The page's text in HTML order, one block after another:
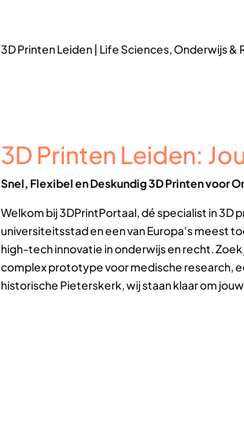
3D Printen Leiden | Life Sciences, Onderwijs &
3D Printen Leiden:
Snel, Flexibel en Deskundig 3D Printen voor
Welkom bij 3DPrintPortaal, dé specialist in 3D
universiteitsstad en een van Europa's meest
high-tech innovatie in onderwijs en recht.
complex prototype voor medische research,
historische Pieterskerk, wij staan klaar om